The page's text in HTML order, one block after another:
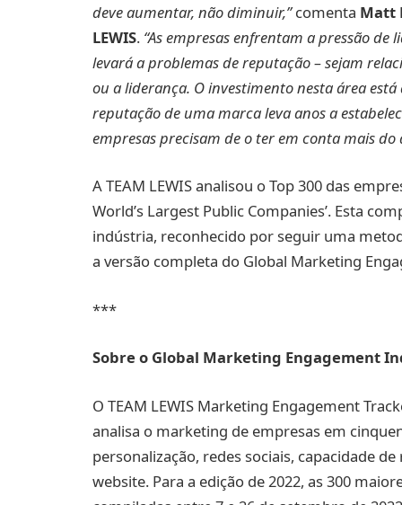
deve aumentar, não diminuir,”comenta Matt
LEWIS. “As empresas enfrentam a pressão
levará a problemas de reputação – sejam
ou a liderança. O investimento nesta área
reputação de uma marca leva anos a
empresas precisam de o ter em conta mais do
A TEAM LEWIS analisou o Top 300 das
World’s Largest Public Companies’. Esta
indústria, reconhecido por seguir uma
a versão completa do Global Marketing
***
Sobre o Global Marketing Engagement
O TEAM LEWIS Marketing Engagement
analisa o marketing de empresas em
personalização, redes sociais, capacidade
website. Para a edição de 2022, as 300